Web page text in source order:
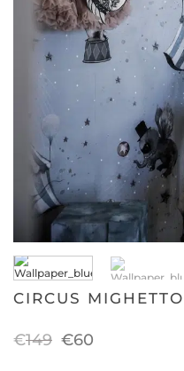
CIRCUS
€149 Det
€60